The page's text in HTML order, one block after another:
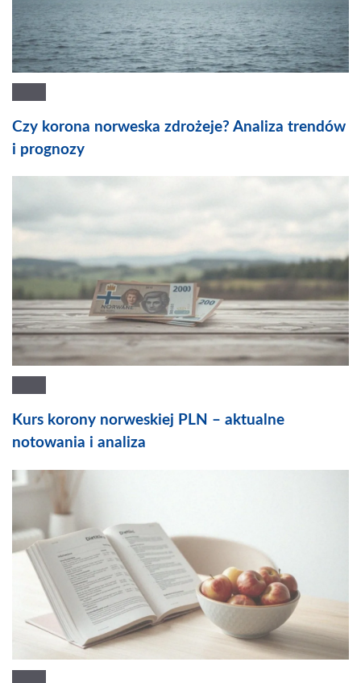
Czy korona norweska zdrożeje? Analiza trendów
i prognozy
Kurs korony norweskiej PLN – aktualne
notowania i analiza